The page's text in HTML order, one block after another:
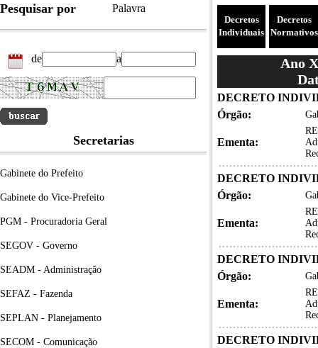
Pesquisar por Palavra
de a
Secretarias
Gabinete do Prefeito
Gabinete do Vice-Prefeito
PGM - Procuradoria Geral
SEGOV - Governo
SEADM - Administração
SEFAZ - Fazenda
SEPLAN - Planejamento
SECOM - Comunicação
Decretos
Individuais
Decretos
Normativos
Ano
DECRETO
Órgão:
Ementa:
DECRETO
Órgão:
Ementa:
DECRETO
Órgão:
Ementa:
DECRETO